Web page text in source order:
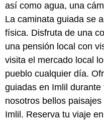
así como agua, una
La caminata guiada se
física. Disfruta de una
una pensión local con
visita el mercado local
pueblo cualquier día.
guiadas en Imlil
nosotros bellos
Imlil. Reserva tu viaje